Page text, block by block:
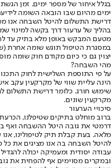
ימים מהיום שבו הובאה השומה
דרישת התשלום להיטל השבחה אנו
בהליך של ערעור דרך בקשה למינוי
מטעם המבקש באופן מלא בתיק עד
במסגרת הטיפול תוגש שומה אחרת
יצוין גם כי כיום מקודם חוק שומה
מהי השבחה?
הינה עליית שווי של מקרקעין עקב
שימוש חורג. כלומר דרישת התשלום
מקרקעין שונים.
סיכויי הערעור
ברוב מוחלט בתיקים שטיפלנו,
דרמטי את גובה היטל ההשבחה
מלאה. בעת קבלת תיק לטיפולינו,
להיטל השבחה בה אנו מציגים את כל
עבודה יסודית ומעמיקה יכולה
ובמקרים מסוימים אף להפחית את